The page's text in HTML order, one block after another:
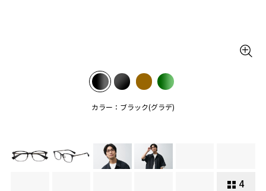
カラー：ブラック(グラデ)
4